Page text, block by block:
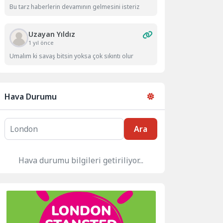
Bu tarz haberlerin devamının gelmesini isteriz
Uzayan Yıldız
1 yıl önce
Umalım ki savaş bitsin yoksa çok sıkıntı olur
Hava Durumu
Ara
Bir hata oluştu. Lütfen tekrar deneyin.